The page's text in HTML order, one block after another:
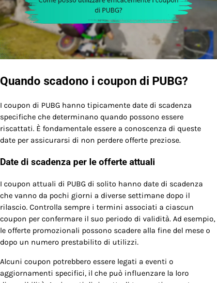
Quando scadono i coupon di PUBG?
I coupon di PUBG hanno tipicamente date di scadenza
specifiche che determinano quando possono essere
riscattati. È fondamentale essere a conoscenza di queste
date per assicurarsi di non perdere offerte preziose.
Date di scadenza per le offerte attuali
I coupon attuali di PUBG di solito hanno date di scadenza
che vanno da pochi giorni a diverse settimane dopo il
rilascio. Controlla sempre i termini associati a ciascun
coupon per confermare il suo periodo di validità. Ad esempio,
le offerte promozionali possono scadere alla fine del mese o
dopo un numero prestabilito di utilizzi.
Alcuni coupon potrebbero essere legati a eventi o
aggiornamenti specifici, il che può influenzare la loro